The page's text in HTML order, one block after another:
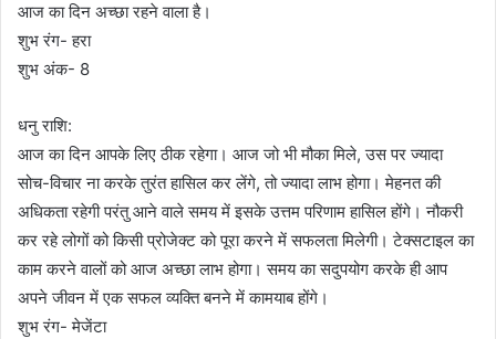
आज का दिन अच्छा रहने वाला है।
शुभ रंग- हरा
शुभ अंक- 8
धनु राशि:
आज का दिन आपके लिए ठीक रहेगा। आज जो भी मौका मिले, उस पर ज्यादा
सोच-विचार ना करके तुरंत हासिल कर लेंगे, तो ज्यादा लाभ होगा। मेहनत की
अधिकता रहेगी परंतु आने वाले समय में इसके उत्तम परिणाम हासिल होंगे। नौकरी
कर रहे लोगों को किसी प्रोजेक्ट को पूरा करने में सफलता मिलेगी। टेक्सटाइल का
काम करने वालों को आज अच्छा लाभ होगा। समय का सदुपयोग करके ही आप
अपने जीवन में एक सफल व्यक्ति बनने में कामयाब होंगे।
शुभ रंग- मेजेंटा